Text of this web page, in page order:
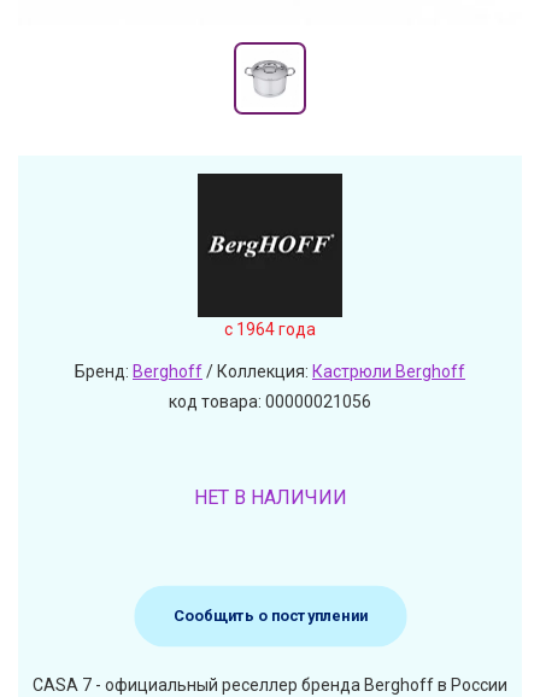
c 1964 года
Бренд: Berghoff/ Коллекция: Кастрюли Berghoff
код товара: 00000021056
НЕТ В НАЛИЧИИ
Сообщить о поступлении
CASA 7 - официальный реселлер бренда Berghoff в России